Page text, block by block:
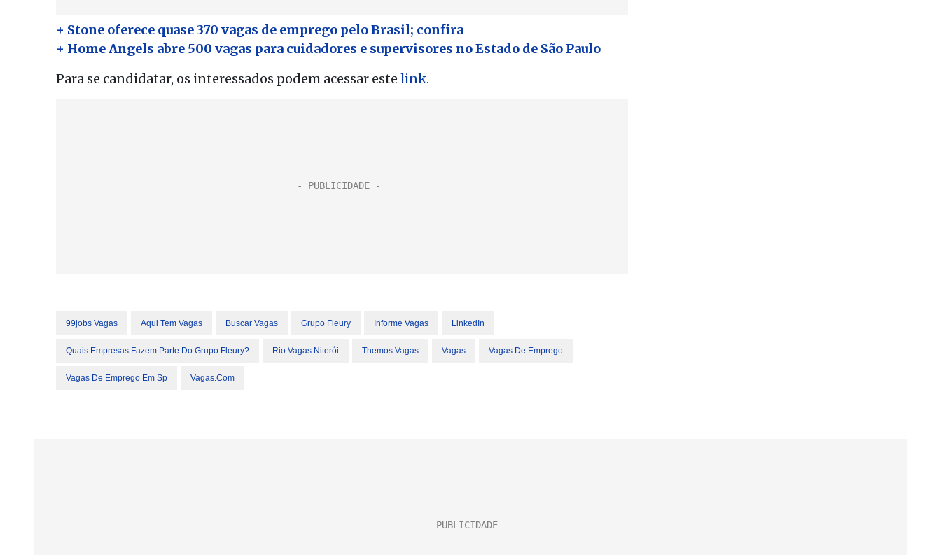
+ Stone oferece quase 370 vagas de emprego pelo Brasil; confira
+ Home Angels abre 500 vagas para cuidadores e supervisores no Estado de São Paulo
Para se candidatar, os interessados podem acessar este link.
99jobs Vagas Aqui Tem Vagas Buscar Vagas Grupo Fleury Informe Vagas LinkedIn
Quais Empresas Fazem Parte Do Grupo Fleury? Rio Vagas Niterói Themos Vagas Vagas Vagas De Emprego
Vagas De Emprego Em Sp Vagas.com